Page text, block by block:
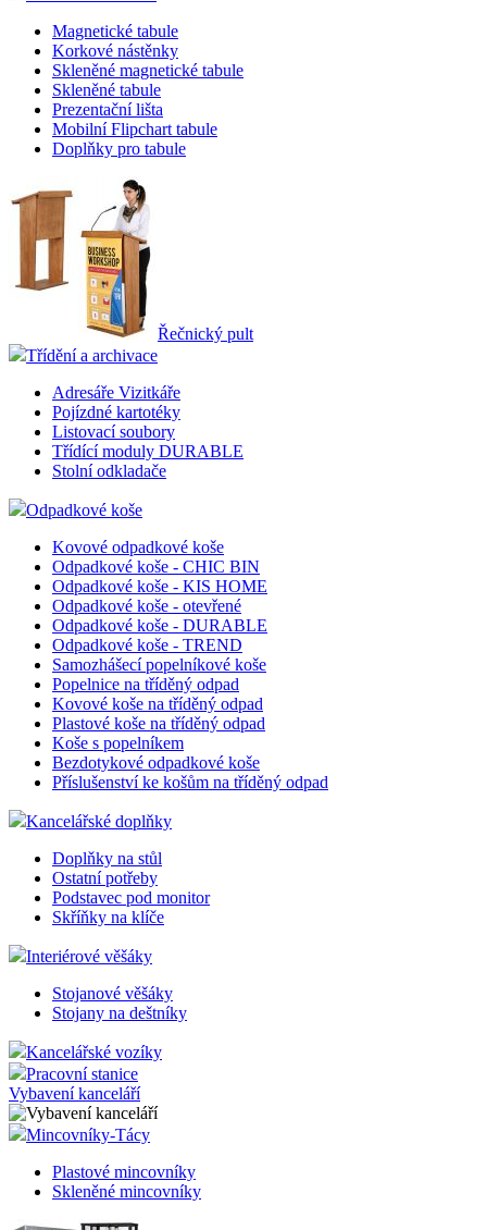
Magnetické tabule
Korkové nástěnky
Skleněné magnetické tabule
Skleněné tabule
Prezentační lišta
Mobilní Flipchart tabule
Doplňky pro tabule
Řečnický pult
Třídění a archivace
Adresáře Vizitkáře
Pojízdné kartotéky
Listovací soubory
Třídící moduly DURABLE
Stolní odkladače
Odpadkové koše
Kovové odpadkové koše
Odpadkové koše - CHIC BIN
Odpadkové koše - KIS HOME
Odpadkové koše - otevřené
Odpadkové koše - DURABLE
Odpadkové koše - TREND
Samozhášecí popelníkové koše
Popelnice na tříděný odpad
Kovové koše na tříděný odpad
Plastové koše na tříděný odpad
Koše s popelníkem
Bezdotykové odpadkové koše
Příslušenství ke košům na tříděný odpad
Kancelářské doplňky
Doplňky na stůl
Ostatní potřeby
Podstavec pod monitor
Skříňky na klíče
Interiérové věšáky
Stojanové věšáky
Stojany na deštníky
Kancelářské vozíky
Pracovní stanice
Vybavení kanceláří
Mincovníky-Tácy
Plastové mincovníky
Skleněné mincovníky